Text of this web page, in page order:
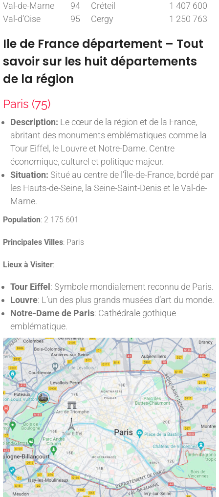
Val-de-Marne
94 Créteil
1 407 600
Val-d’Oise
95 Cergy 1 250 763
Ile de France département – Tout
savoir sur les huit départements
de la région
Paris (75)
Description: Le cœur de la région et de la France,
abritant des monuments emblématiques comme la
Tour Eiffel, le Louvre et Notre-Dame. Centre
économique, culturel et politique majeur.
Situation: Situé au centre de l’Île-de-France, bordé par
les Hauts-de-Seine, la Seine-Saint-Denis et le Val-de-
Marne.
Population: 2 175 601
Principales Villes: Paris
Lieux à Visiter:
Tour Eiffel : Symbole mondialement reconnu de Paris.
Louvre: L’un des plus grands musées d’art du monde.
Notre-Dame de Paris: Cathédrale gothique
emblématique.